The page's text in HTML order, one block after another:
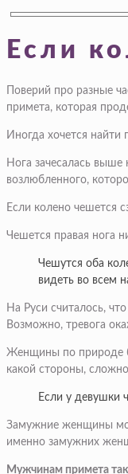
Если
Поверий про разные
примета, которая
Иногда хочется
Нога зачесалась
возлюбленного,
Если колено чешется
Чешется правая нога
Чешутся оба
видеть во всем
На Руси считалось,
Возможно, тревога
Женщины по природе
какой стороны,
Если у девушки
Замужние женщины
именно замужних
Мужчинам примета